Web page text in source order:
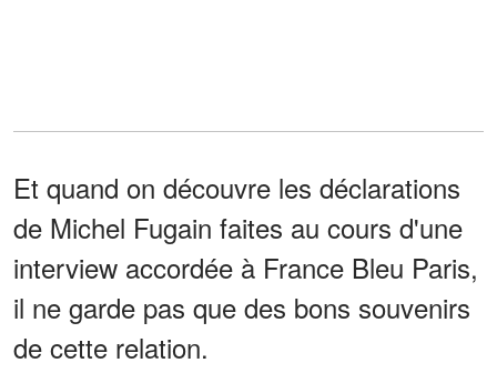
Et quand on découvre les déclarations
de Michel Fugain faites au cours d'une
interview accordée à France Bleu Paris,
il ne garde pas que des bons souvenirs
de cette relation.